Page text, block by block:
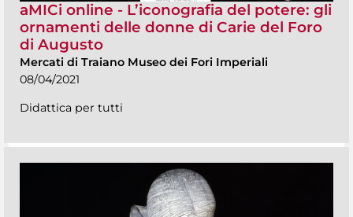
aMICi online - L’iconografia del potere: gli
ornamenti delle donne di Carie del Foro
di Augusto
Mercati di Traiano Museo dei Fori Imperiali
08/04/2021
Didattica per tutti